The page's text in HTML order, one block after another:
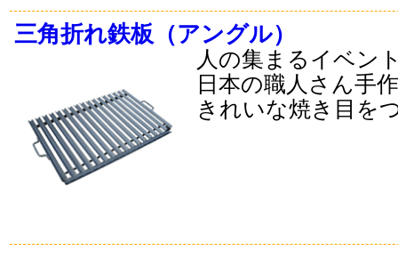
三角折れ鉄板（アングル）
人の集まるイベン
日本の職人さん手
きれいな焼き目を